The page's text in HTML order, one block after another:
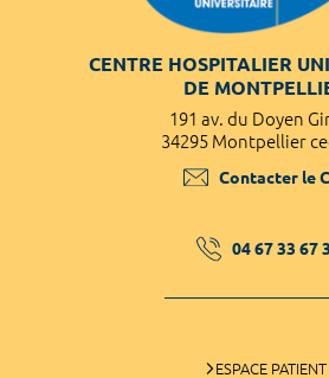
CENTRE HOSPITALIER
DE
191 av. du Doyen
34295 Montpellier
Contacter le
04 67 33 67
ESPACE PATIENT